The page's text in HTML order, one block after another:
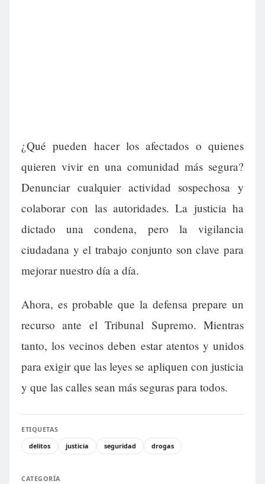
¿Qué pueden hacer los afectados o quienes
quieren vivir en una comunidad más segura?
Denunciar cualquier actividad sospechosa y
colaborar con las autoridades. La justicia ha
dictado una condena, pero la vigilancia
ciudadana y el trabajo conjunto son clave para
mejorar nuestro día a día.
Ahora, es probable que la defensa prepare un
recurso ante el Tribunal Supremo. Mientras
tanto, los vecinos deben estar atentos y unidos
para exigir que las leyes se apliquen con justicia
y que las calles sean más seguras para todos.
ETIQUETAS
delitos
justicia seguridad drogas
CATEGORÍA